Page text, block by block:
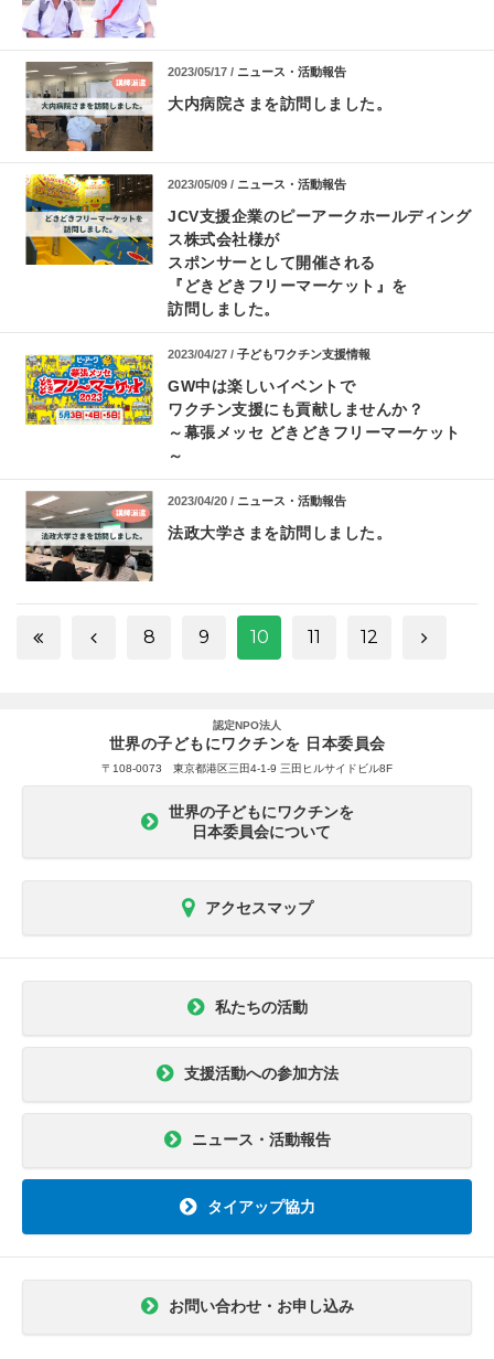
2023/05/17 / ニュース・活動報告
大内病院さまを訪問しました。
2023/05/09 / ニュース・活動報告
JCV支援企業のピーアークホールディング
ス株式会社様が
スポンサーとして開催される
『どきどきフリーマーケット』を
訪問しました。
2023/04/27 /子どもワクチン支援情報
GW中は楽しいイベントで
ワクチン支援にも貢献しませんか？
～幕張メッセ どきどきフリーマーケット
～
2023/04/20 / ニュース・活動報告
法政大学さまを訪問しました。
8 9 10 11 12
認定NPO法人
世界の子どもにワクチンを 日本委員会
〒108-0073 東京都港区三田4-1-9 三田ヒルサイドビル8F
世界の子どもにワクチンを
日本委員会について
アクセスマップ
私たちの活動
支援活動への参加方法
ニュース・活動報告
タイアップ協力
お問い合わせ・お申し込み